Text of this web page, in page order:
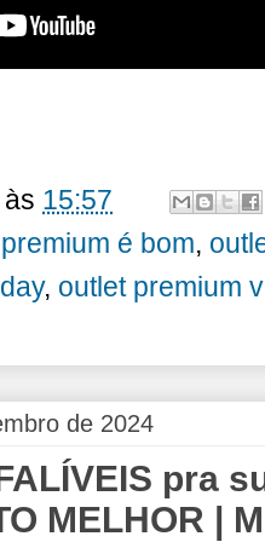
às 15:57
é bom,
, outlet premium
de 2024
pra
MELHOR |